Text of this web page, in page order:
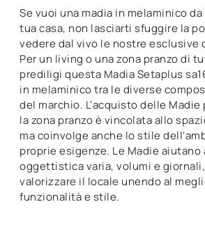
Se vuoi una madia in melaminico
tua casa, non lasciarti sfuggire la
vedere dal vivo le nostre esclusive
Per un living o una zona pranzo di
prediligi questa Madia Setaplus
in melaminico tra le diverse
del marchio. L'acquisto delle Madie
la zona pranzo è vincolata allo
ma coinvolge anche lo stile
proprie esigenze. Le Madie aiutano
oggettistica varia, volumi e
valorizzare il locale unendo al
funzionalità e stile.